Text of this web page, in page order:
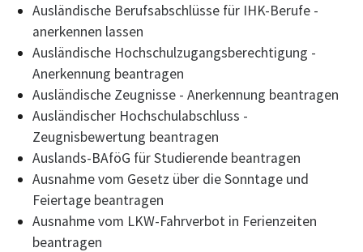
Ausländische Berufsabschlüsse für IHK-Berufe -
anerkennen lassen
Ausländische Hochschulzugangsberechtigung -
Anerkennung beantragen
Ausländische Zeugnisse - Anerkennung beantragen
Ausländischer Hochschulabschluss -
Zeugnisbewertung beantragen
Auslands-BAföG für Studierende beantragen
Ausnahme vom Gesetz über die Sonntage und
Feiertage beantragen
Ausnahme vom LKW-Fahrverbot in Ferienzeiten
beantragen